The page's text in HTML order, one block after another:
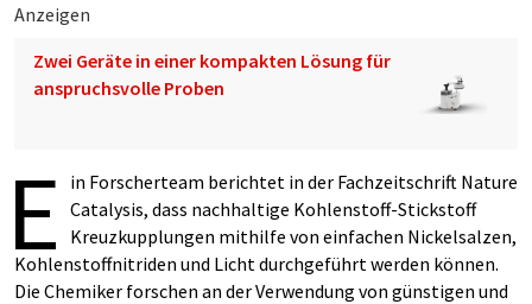
Anzeigen
Zwei Geräte in einer kompakten Lösung für
anspruchsvolle Proben
E
in Forscherteam berichtet in der Fachzeitschrift Nature
Catalysis, dass nachhaltige Kohlenstoff-Stickstoff
Kreuzkupplungen mithilfe von einfachen Nickelsalzen,
Kohlenstoffnitriden und Licht durchgeführt werden können.
Die Chemiker forschen an der Verwendung von günstigen und